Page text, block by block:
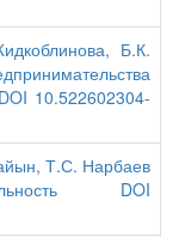
Б.К.
10.522602304-
Т.С. Нарбаев
DOI